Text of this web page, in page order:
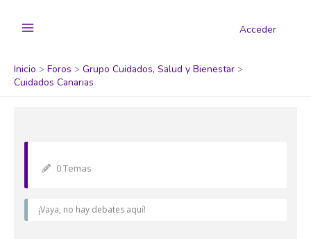
Acceder
Inicio Foros
Grupo Cuidados, Salud y Bienestar
Cuidados Canarias
0 Temas
¡Vaya, no hay debates aquí!